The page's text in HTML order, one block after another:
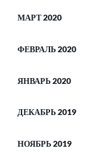
МАРТ 2020
ФЕВРАЛЬ 2020
ЯНВАРЬ 2020
ДЕКАБРЬ 2019
НОЯБРЬ 2019